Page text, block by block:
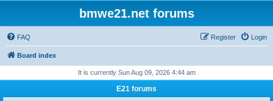
bmwe21.net forums
FAQ Login
Register
Board index
It is currently Sun Aug 09, 2026 4:44 am
E21 forums